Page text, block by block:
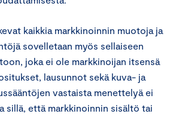
kaikkia markkinoinnin muotoja ja
sovelletaan myös sellaiseen
joka ei ole markkinoijan itsensä
lausunnot sekä kuva- ja
vastaista menettelyä ei
sillä, että markkinoinnin sisältö tai